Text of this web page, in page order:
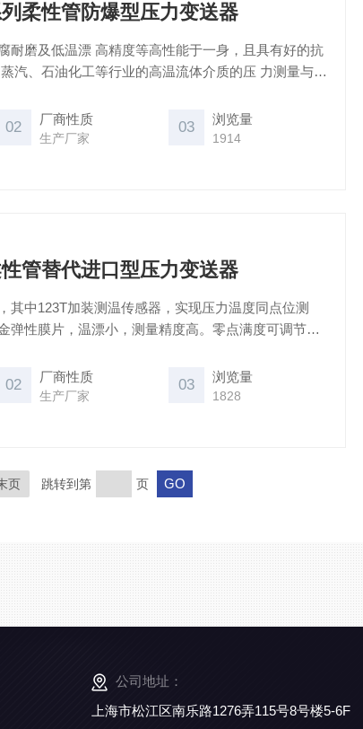
柔性管防爆型压力变送器
耐磨及低温漂 高精度等高性能于一身，且具有好的抗
汽、石油化工等行业的高温流体介质的压 力测量与控
02 厂商性质
生产厂家
03 浏览量
1914
管替代进口型压力变送器
其中123T加装测温传感器，实现压力温度同点位测
弹性膜片，温漂小，测量精度高。零点满度可调节，
02 厂商性质
生产厂家
03 浏览量
1828
页 跳转到第 页
公司地址：
上海市松江区南乐路1276弄115号8号楼5-6F